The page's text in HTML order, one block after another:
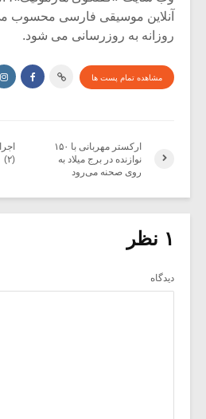
آنلاین موسیقی فارسی محسوب
روزانه به روزرسانی می شود.
مشاهده تمام پست ها
(۲)
ارکستر مهربانی با ۱۵۰
نوازنده در برج میلاد به
روی صحنه می‌رود
۱ نظر
دیدگاه